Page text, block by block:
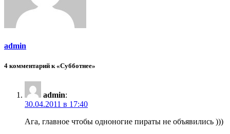
admin
4 комментарий к «Субботнее»
admin:
30.04.2011 в 17:40
Ага, главное чтобы одноногие пираты не объявились )))